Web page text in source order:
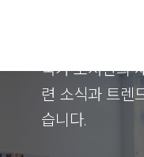
국가 도서관의
련 소식과 트렌
습니다.